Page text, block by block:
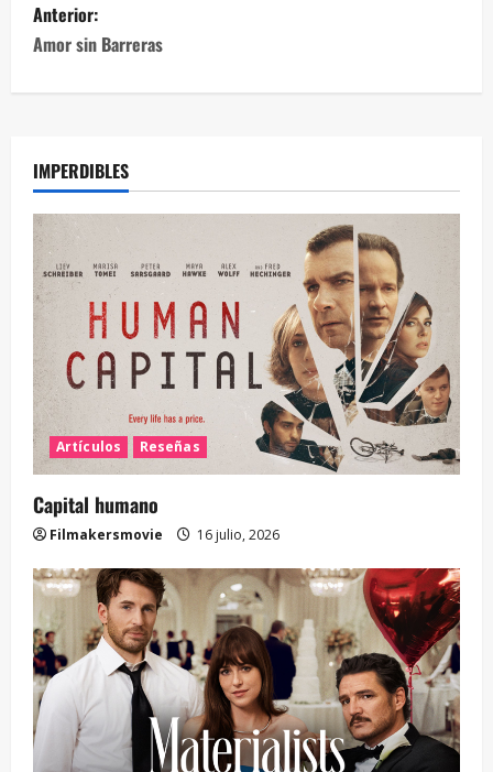
Anterior:
Amor sin Barreras
IMPERDIBLES
Artículos Reseñas
Capital humano
Filmakersmovie 16 julio, 2026